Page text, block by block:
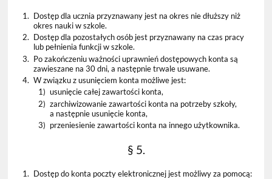
1. Dostęp dla ucznia przyznawany jest na okres nie dłuższy niż
okres nauki w szkole.
2. Dostęp dla pozostałych osób jest przyznawany na czas pracy
lub pełnienia funkcji w szkole.
3. Po zakończeniu ważności uprawnień dostępowych konta są
zawieszane na 30 dni, a następnie trwale usuwane.
4. W związku z usunięciem konta możliwe jest:
1) usunięcie całej zawartości konta,
2) zarchiwizowanie zawartości konta na potrzeby szkoły,
a następnie usunięcie konta,
3) przeniesienie zawartości konta na innego użytkownika.
§ 5.
1. Dostęp do konta poczty elektronicznej jest możliwy za pomocą: